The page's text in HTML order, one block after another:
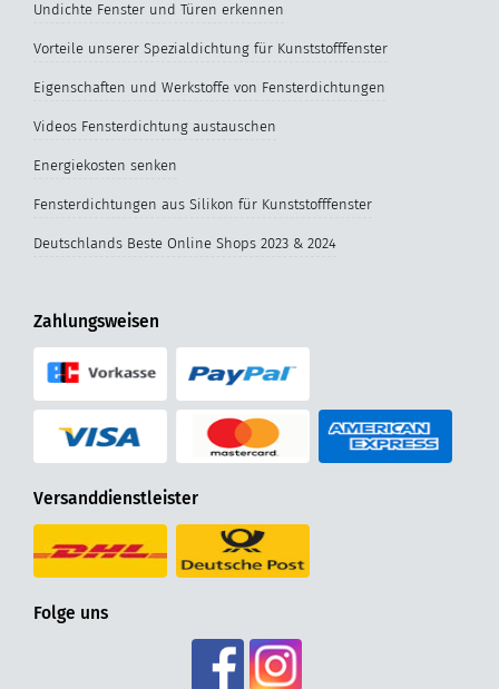
Undichte Fenster und Türen erkennen
Vorteile unserer Spezialdichtung für Kunststofffenster
Eigenschaften und Werkstoffe von Fensterdichtungen
Videos Fensterdichtung austauschen
Energiekosten senken
Fensterdichtungen aus Silikon für Kunststofffenster
Deutschlands Beste Online Shops 2023 & 2024
Zahlungsweisen
Versanddienstleister
Folge uns